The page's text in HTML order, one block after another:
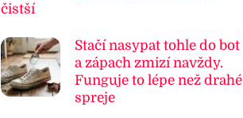
čistší
Stačí nasypat tohle do bot
a zápach zmizí navždy.
Funguje to lépe než drahé
spreje